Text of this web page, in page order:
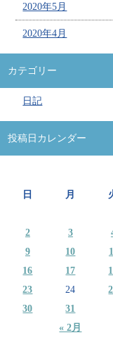
2020年5月
2020年4月
カテゴリー
日記
投稿日カレンダー
日 月
« 2月
2
3
9
10
16
17
23
24
30
31